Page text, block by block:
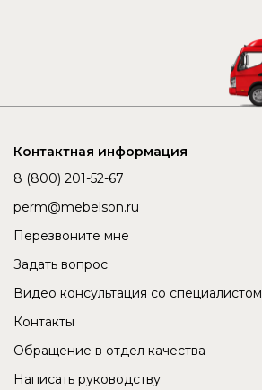
Контактная информация
8 (800) 201-52-67
perm@mebelson.ru
Перезвоните мне
Задать вопрос
Видео консультация со специалистом
Контакты
Обращение в отдел качества
Написать руководству